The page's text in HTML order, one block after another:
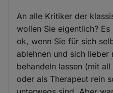
An alle Kritiker der
wollen Sie eigentlich?
ok, wenn Sie für sich
ablehnen und sich lieber
behandeln lassen (mit
oder als Therapeut rein